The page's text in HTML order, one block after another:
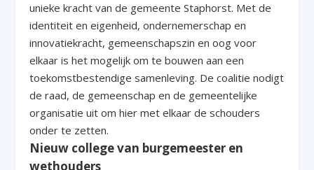
unieke kracht van de gemeente Staphorst. Met de
identiteit en eigenheid, ondernemerschap en
innovatiekracht, gemeenschapszin en oog voor
elkaar is het mogelijk om te bouwen aan een
toekomstbestendige samenleving. De coalitie nodigt
de raad, de gemeenschap en de gemeentelijke
organisatie uit om hier met elkaar de schouders
onder te zetten.
Nieuw college van burgemeester en
wethouders